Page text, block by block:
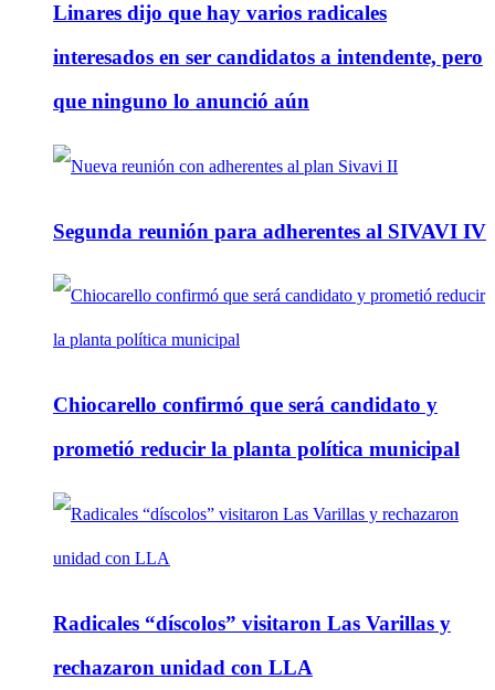
Linares dijo que hay varios radicales
interesados en ser candidatos a intendente, pero
que ninguno lo anunció aún
Segunda reunión para adherentes al SIVAVI IV
Chiocarello confirmó que será candidato y
prometió reducir la planta política municipal
Radicales “díscolos” visitaron Las Varillas y
rechazaron unidad con LLA